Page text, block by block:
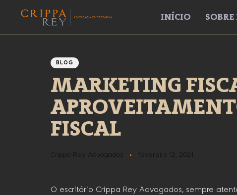
INÍCIO SOBRE
BLOG
MARKETING
FISCAL
Crippa Rey Advogados fevereiro 12, 2021
O escritório Crippa Rey Advogados, sempre